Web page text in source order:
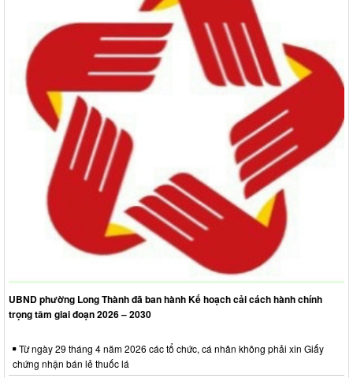
UBND phường Long Thành đã ban hành Kế hoạch cải cách hành chính
trọng tâm giai đoạn 2026 – 2030
Từ ngày 29 tháng 4 năm 2026 các tổ chức, cá nhân không phải xin Giấy
chứng nhận bán lẻ thuốc lá